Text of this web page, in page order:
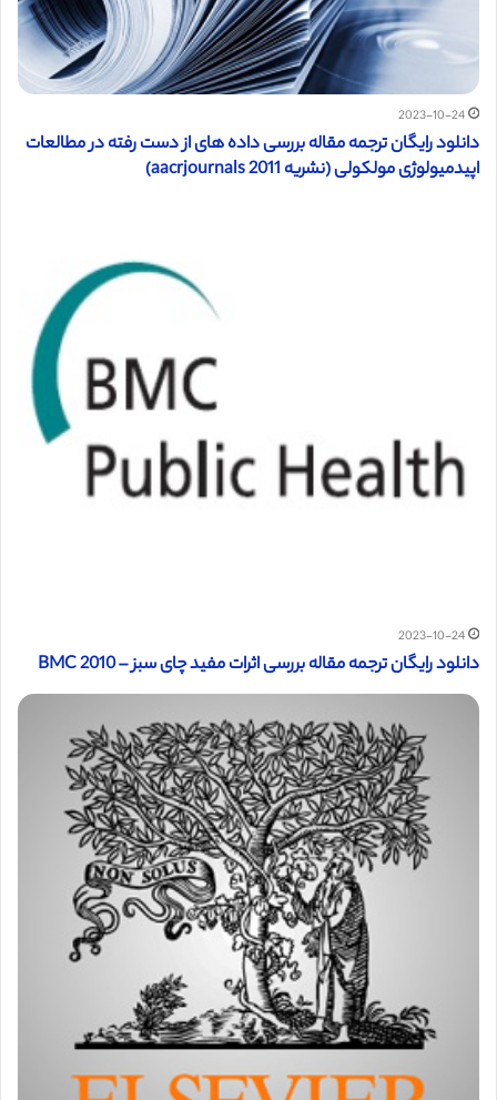
2023-10-24
دانلود رایگان ترجمه مقاله بررسی داده های از دست رفته در مطالعات
اپیدمیولوژی مولکولی (نشریه aacrjournals 2011)
2023-10-24
دانلود رایگان ترجمه مقاله بررسی اثرات مفید چای سبز – BMC 2010